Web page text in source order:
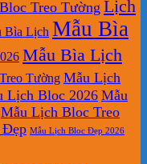
Treo Tường Lịch
Bìa Lịch Mẫu Bìa
Mẫu Bìa Lịch
Tường Mẫu Lịch
Lịch Bloc 2026 Mẫu
Mẫu Lịch Bloc Treo
Đẹp Mẫu Lịch Bloc Đẹp 2026